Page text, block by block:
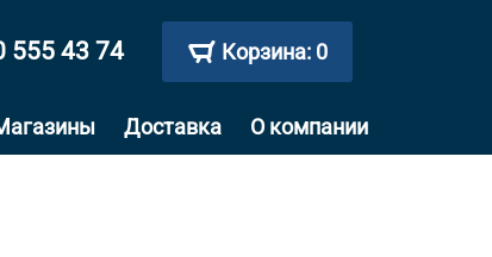
555 43 74 Корзина: 0
Доставка О компании